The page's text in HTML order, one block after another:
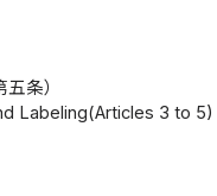
条）
Labeling(Articles 3 to 5)